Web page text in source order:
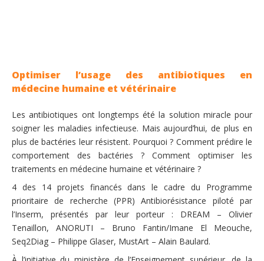
Optimiser l’usage des antibiotiques en
médecine humaine et vétérinaire
Les antibiotiques ont longtemps été la solution miracle pour
soigner les maladies infectieuse. Mais aujourd’hui, de plus en
plus de bactéries leur résistent. Pourquoi ? Comment prédire le
comportement des bactéries ? Comment optimiser les
traitements en médecine humaine et vétérinaire ?
4 des 14 projets financés dans le cadre du Programme
prioritaire de recherche (PPR) Antibiorésistance piloté par
l’Inserm, présentés par leur porteur : DREAM – Olivier
Tenaillon, ANORUTI – Bruno Fantin/Imane El Meouche,
Seq2Diag – Philippe Glaser, MustArt – Alain Baulard.